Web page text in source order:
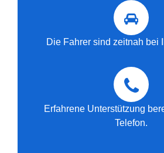
Die Fahrer sind zeitnah bei
Erfahrene Unterstützung
Telefon.